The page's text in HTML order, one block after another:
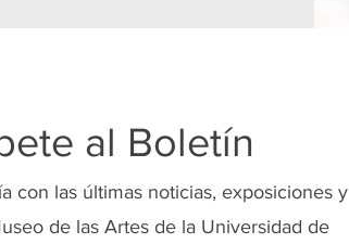
al Boletín
con las últimas noticias, exposiciones y
de las Artes de la Universidad de